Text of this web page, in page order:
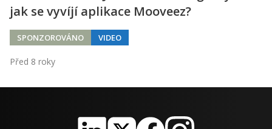
jak se vyvíjí aplikace Mooveez?
SPONZOROVÁNO VIDEO
Před 8 roky